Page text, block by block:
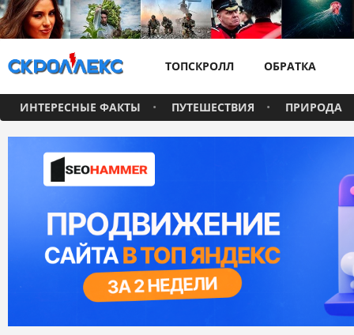
ТОПСКРОЛЛ ОБРАТКА
ИНТЕРЕСНЫЕ ФАКТЫ ПУТЕШЕСТВИЯ ПРИРОДА